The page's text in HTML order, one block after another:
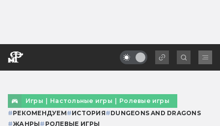
Игры | Настольные игры | Ролевые игры
#РЕКОМЕНДУЕМ#ИСТОРИЯ#DUNGEONS AND DRAGONS
#ЖАНРЫ# РОЛЕВЫЕ ИГРЫ